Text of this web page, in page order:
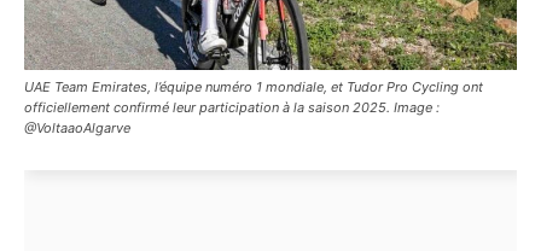
UAE Team Emirates, l’équipe numéro 1 mondiale, et Tudor Pro Cycling ont
officiellement confirmé leur participation à la saison 2025. Image :
@VoltaaoAlgarve